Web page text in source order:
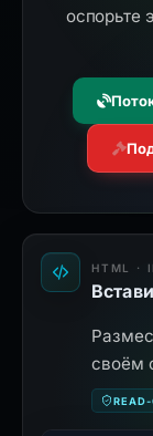
оспорьте
HTML ·
своём
READ-